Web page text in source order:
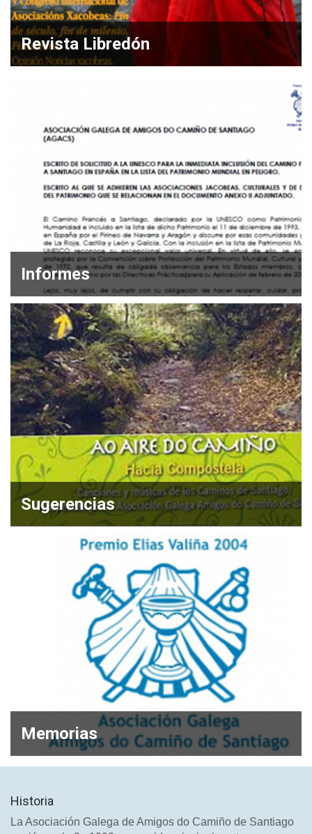
Revista Libredón
Informes
Sugerencias
Memorias
Historia
La Asociación Galega de Amigos do Camiño de Santiago